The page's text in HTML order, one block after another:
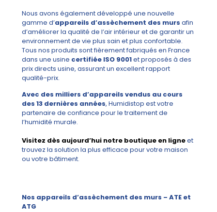
Nous avons également développé une nouvelle
gamme d’appareils d’assèchement des murs afin
d’améliorer la qualité de l’air intérieur et de garantir un
environnement de vie plus sain et plus confortable.
Tous nos produits sont fièrement fabriqués en France
dans une usine certifiée ISO 9001et proposés à des
prix directs usine, assurant un excellent rapport
qualité-prix.
Avec des milliers d’appareils vendus au cours
des 13 dernières années, Humidistop est votre
partenaire de confiance pour le traitement de
l’humidité murale.
Visitez dès aujourd’hui notre boutique en ligneet
trouvez la solution la plus efficace pour votre maison
ou votre bâtiment.
Nos appareils d’assèchement des murs – ATE et
ATG